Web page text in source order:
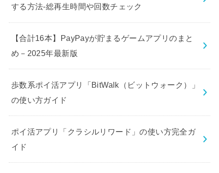
する方法-総再生時間や回数チェック
【合計16本】PayPayが貯まるゲームアプリのまと
め－2025年最新版
歩数系ポイ活アプリ「BitWalk（ビットウォーク）」
の使い方ガイド
ポイ活アプリ「クラシルリワード」の使い方完全ガ
イド